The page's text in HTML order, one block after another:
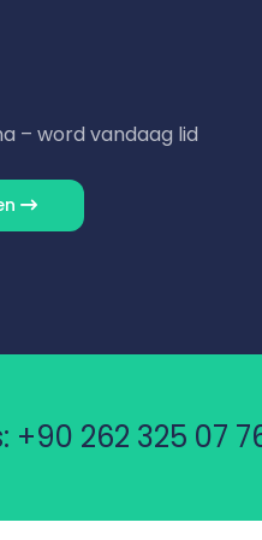
– word vandaag lid
+90 262 325 07